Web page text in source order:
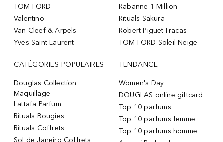
TOM FORD
Valentino
Van Cleef & Arpels
Yves Saint Laurent
Rabanne 1 Million
Rituals Sakura
Robert Piguet Fracas
TOM FORD Soleil Neige
CATÉGORIES POPULAIRES
Douglas Collection
Maquillage
Lattafa Parfum
Rituals Bougies
Rituals Coffrets
Sol de Janeiro Coffrets
TENDANCE
Women's Day
DOUGLAS online giftcard
Top 10 parfums
Top 10 parfums femme
Top 10 parfums homme